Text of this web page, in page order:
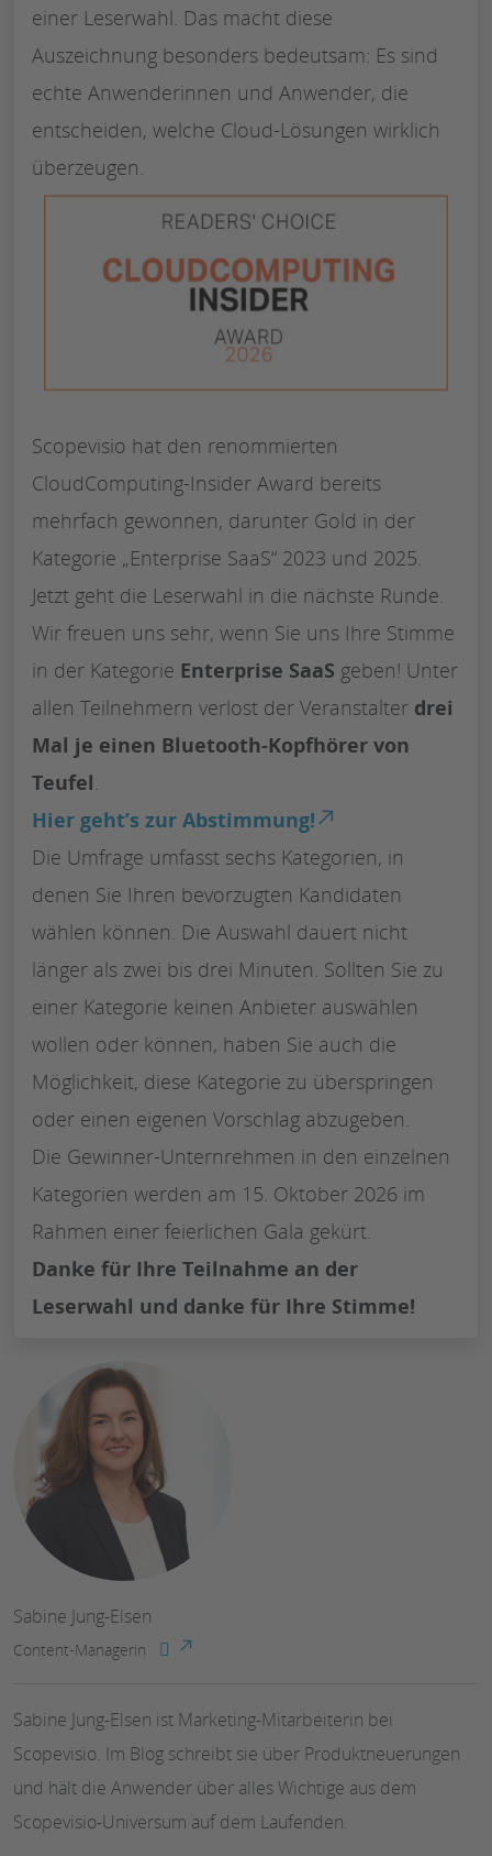
einer Leserwahl. Das macht diese
Auszeichnung besonders bedeutsam: Es sind
echte Anwenderinnen und Anwender, die
entscheiden, welche Cloud-Lösungen wirklich
überzeugen.
Scopevisio hat den renommierten
CloudComputing-Insider Award bereits
mehrfach gewonnen, darunter Gold in der
Kategorie „Enterprise SaaS“ 2023 und 2025.
Jetzt geht die Leserwahl in die nächste Runde.
Wir freuen uns sehr, wenn Sie uns Ihre Stimme
in der Kategorie Enterprise SaaS geben! Unter
allen Teilnehmern verlost der Veranstalter drei
Mal je einen Bluetooth-Kopfhörer von
Teufel.
Hier geht’s zur Abstimmung!
Die Umfrage umfasst sechs Kategorien, in
denen Sie Ihren bevorzugten Kandidaten
wählen können. Die Auswahl dauert nicht
länger als zwei bis drei Minuten. Sollten Sie zu
einer Kategorie keinen Anbieter auswählen
wollen oder können, haben Sie auch die
Möglichkeit, diese Kategorie zu überspringen
oder einen eigenen Vorschlag abzugeben.
Die Gewinner-Unternrehmen in den einzelnen
Kategorien werden am 15. Oktober 2026 im
Rahmen einer feierlichen Gala gekürt.
Danke für Ihre Teilnahme an der
Leserwahl und danke für Ihre Stimme!
Sabine Jung-Elsen
Content-Managerin
Sabine Jung-Elsen ist Marketing-Mitarbeiterin bei
Scopevisio. Im Blog schreibt sie über Produktneuerungen
und hält die Anwender über alles Wichtige aus dem
Scopevisio-Universum auf dem Laufenden.